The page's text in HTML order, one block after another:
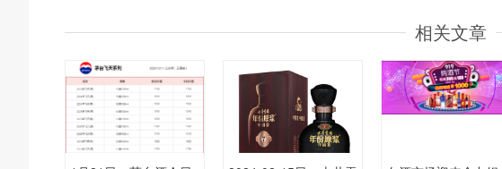
相关文章